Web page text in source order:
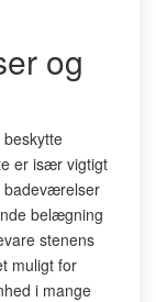
og
er især vigtigt
badeværelser
belægning
stenens
muligt for
i mange